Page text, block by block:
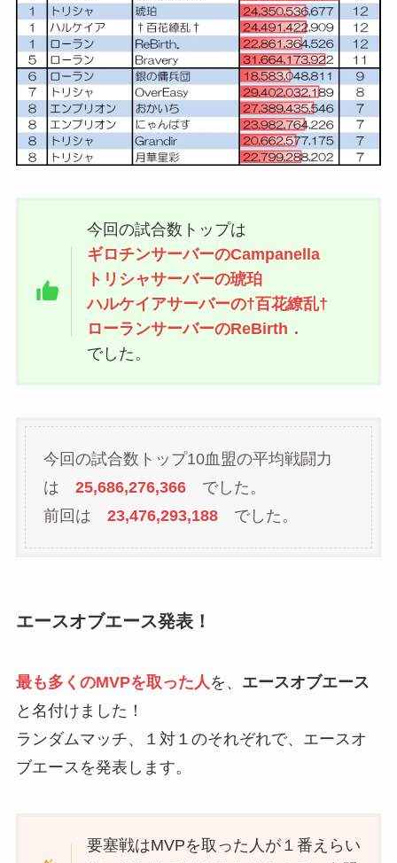
今回の試合数トップは
ギロチンサーバーのCampanella
トリシャサーバーの琥珀
ハルケイアサーバーの†百花繚乱†
ローランサーバーのReBirth．
でした。
今回の試合数トップ10血盟の平均戦闘力
は 25,686,276,366でした。
前回は 23,476,293,188でした。
エースオブエース発表！
最も多くのMVPを取った人を、 エースオブエース
と名付けました！
ランダムマッチ、１対１のそれぞれで、エースオ
ブエースを発表します。
要塞戦はMVPを取った人が１番えらい